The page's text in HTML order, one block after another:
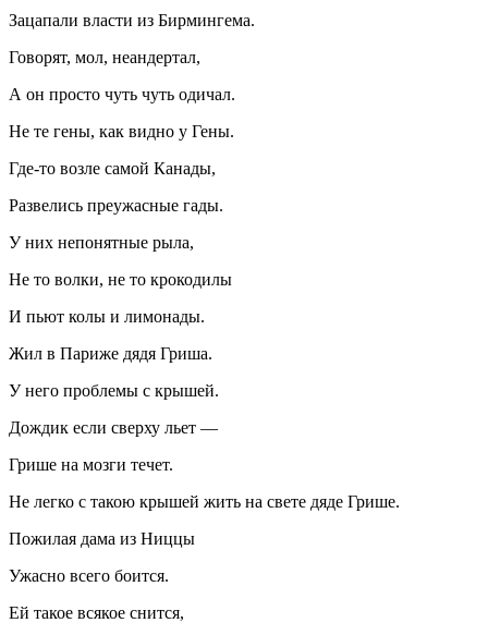
Зацапали власти из Бирмингема.
Говорят, мол, неандертал,
А он просто чуть чуть одичал.
Не те гены, как видно у Гены.
Где-то возле самой Канады,
Развелись преужасные гады.
У них непонятные рыла,
Не то волки, не то крокодилы
И пьют колы и лимонады.
Жил в Париже дядя Гриша.
У него проблемы с крышей.
Дождик если сверху льет —
Грише на мозги течет.
Не легко с такою крышей жить на свете дяде Грише.
Пожилая дама из Ниццы
Ужасно всего боится.
Ей такое всякое снится,